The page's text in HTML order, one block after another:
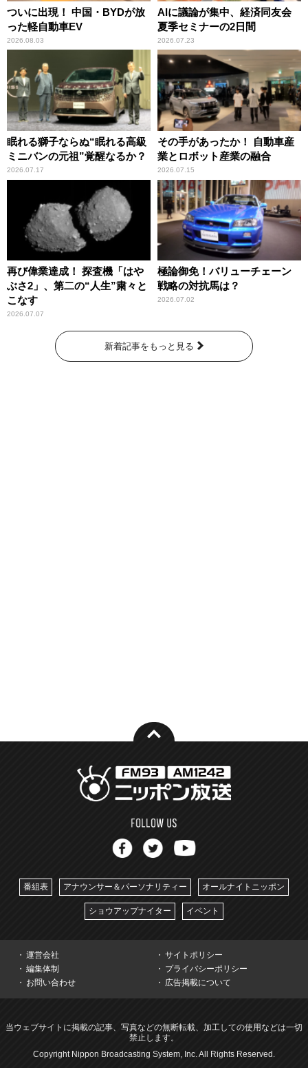
ついに出現！ 中国・BYDが放
った軽自動車EV
2026.08.03
AIに議論が集中、経済同友会
夏季セミナーの2日間
2026.07.23
眠れる獅子ならぬ“眠れる高級
ミニバンの元祖”覚醒なるか？
2026.07.17
その手があったか！ 自動車産
業とロボット産業の融合
2026.07.15
再び偉業達成！ 探査機「はや
ぶさ2」、第二の“人生”粛々と
こなす
2026.07.07
極論御免！バリューチェーン
戦略の対抗馬は？
2026.07.02
新着記事をもっと見る
番組表 アナウンサー＆パーソナリティー オールナイトニッポン
ショウアップナイター イベント
運営会社
サイトポリシー
編集体制
プライバシーポリシー
お問い合わせ
広告掲載について
当ウェブサイトに掲載の記事、写真などの無断転載、加工しての使用などは一切
禁止します。
Copyright Nippon Broadcasting System, Inc. All Rights Reserved.